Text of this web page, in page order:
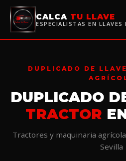
CALCA TU LLAVE
ESPECIALISTAS EN LLAVES
DUPLICADO DE
DUPLICADO
TRACTOR
Tractores y maquinaria
Sevilla